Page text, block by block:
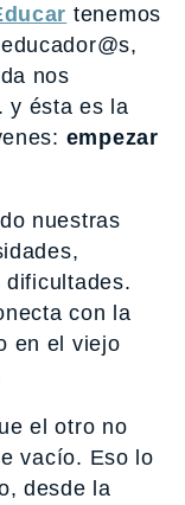
tenemos
nos
y ésta es la
empezar
nuestras
dificultades.
con la
en el viejo
el otro no
vacío. Eso lo
desde la